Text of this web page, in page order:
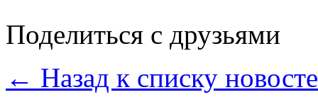
Поделиться с друзьями
← Назад к списку